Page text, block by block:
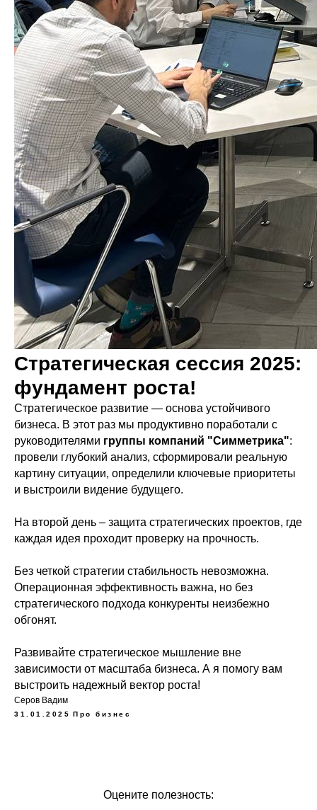
Стратегическая сессия 2025:
фундамент роста!
Стратегическое развитие — основа устойчивого
бизнеса. В этот раз мы продуктивно поработали с
руководителями группы компаний "Симметрика":
провели глубокий анализ, сформировали реальную
картину ситуации, определили ключевые приоритеты
и выстроили видение будущего.
На второй день – защита стратегических проектов, где
каждая идея проходит проверку на прочность.
Без четкой стратегии стабильность невозможна.
Операционная эффективность важна, но без
стратегического подхода конкуренты неизбежно
обгонят.
Развивайте стратегическое мышление вне
зависимости от масштаба бизнеса. А я помогу вам
выстроить надежный вектор роста!
Серов Вадим
31.01.2025 Про бизнес
Оцените полезность: